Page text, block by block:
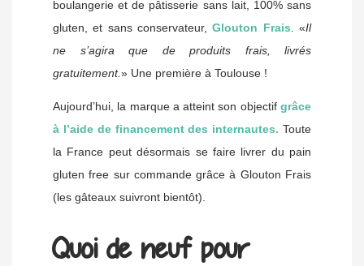
boulangerie et de pâtisserie sans lait, 100% sans
gluten, et sans conservateur,Glouton Frais . «Il
ne s’agira que de produits frais, livrés
gratuitement.» Une première à Toulouse !
Aujourd’hui, la marque a atteint son objectif grâce
à l’aide de financement des internautes. Toute
la France peut désormais se faire livrer du pain
gluten free sur commande grâce à Glouton Frais
(les gâteaux suivront bientôt).
Quoi de neuf pour